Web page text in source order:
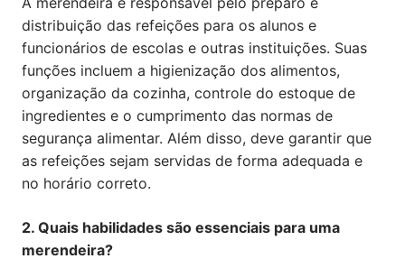
distribuição das refeições para os alunos e
funcionários de escolas e outras instituições. Suas
funções incluem a higienização dos alimentos,
organização da cozinha, controle do estoque de
ingredientes e o cumprimento das normas de
segurança alimentar. Além disso, deve garantir que
as refeições sejam servidas de forma adequada e
no horário correto.
2. Quais habilidades são essenciais para uma
merendeira?